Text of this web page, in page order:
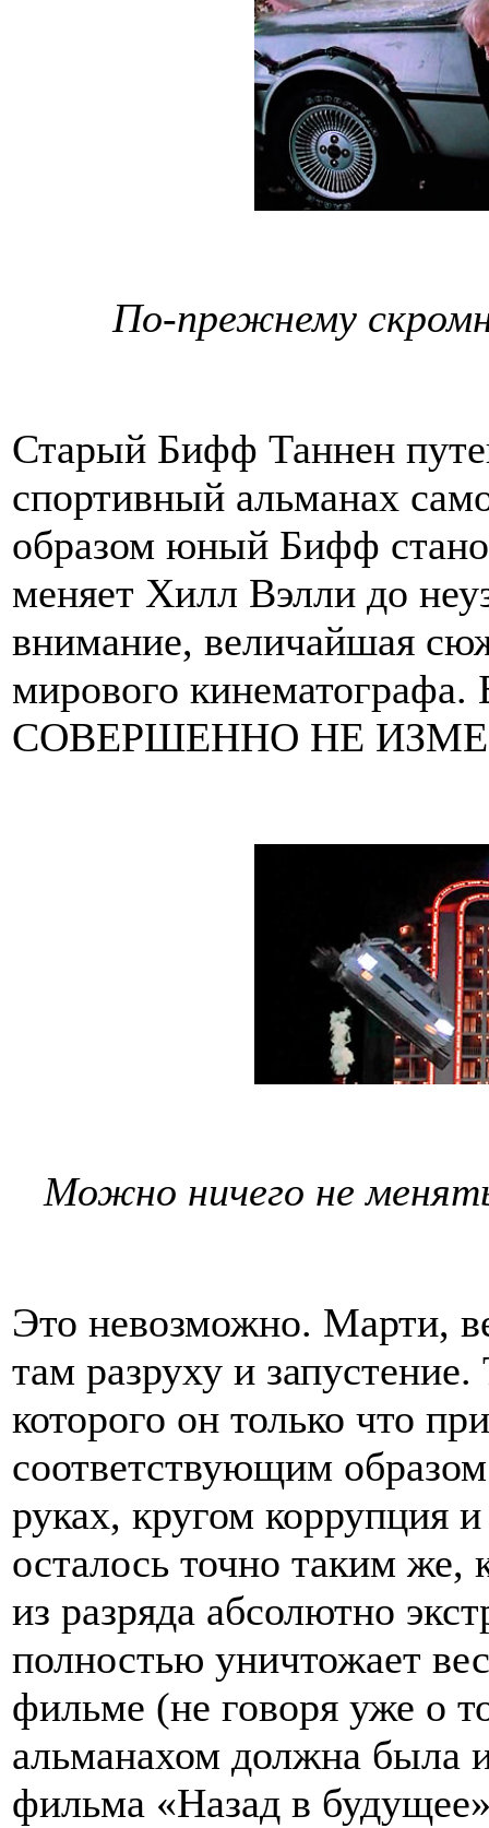
По-прежнему
Старый Бифф Таннен
спортивный альманах
образом юный Бифф
меняет Хилл Вэлли до
внимание, величайшая
мирового
СОВЕРШЕННО НЕ
Можно ничего не
Это невозможно. Марти,
там разруху и
которого он только что
соответствующим
руках, кругом коррупция
осталось точно таким
из разряда абсолютно
полностью уничтожает
фильме (не говоря уже о
альманахом должна была
фильма «Назад в